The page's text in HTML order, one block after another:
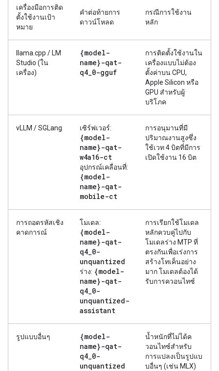
เครื่องมือการติด
ตั้งใช้งานเป้า
หมาย
คำต่อท้ายการ
ดาวน์โหลด
กรณีการใช้งาน
หลัก
llama.cpp / LM
Studio (ใน
เครื่อง)
{model-
name}-qat-
q4_0-gguf
การติดตั้งใช้งานใน
เครื่องแบบไม่ต้อง
ตั้งค่าบน CPU,
Apple Silicon หรือ
GPU สำหรับผู้
บริโภค
vLLM / SGLang เซิร์ฟเวอร์:
{model-
name}-qat-
w4a16-ct
อุปกรณ์เคลื่อนที่:
{model-
name}-qat-
mobile-ct
การอนุมานที่มี
ปริมาณงานสูงซึ่ง
ใช้เวท 4 บิตที่มีการ
เปิดใช้งาน 16 บิต
การถอดรหัสเชิง
คาดการณ์
โมเดล:
{model-
name}-qat-
q4_0-
unquantized
ร่าง: {model-
name}-qat-
q4_0-
unquantized-
assistant
การเรียกใช้โมเดล
หลักควบคู่ไปกับ
โมเดลร่าง MTP ที่
ตรงกันเพื่อเร่งการ
สร้างโทเค็นอย่าง
มาก โมเดลต้องได้
รับการควอนไทซ์
รูปแบบอื่นๆ
{model-
name}-qat-
q4_0-
unquantized
น้ำหนักที่ไม่ได้ค
วอนไทซ์สำหรับ
การแปลงเป็นรูปแบ
บอื่นๆ (เช่น MLX)